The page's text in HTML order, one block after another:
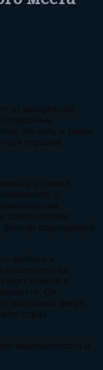
от конкретной
подобные
Но есть и такие
терапия.
и условия
и
самочувствие
подходящей
— мебель и
посетитель не
спиной к
Он
открыться дверь.
страх
защищенность и